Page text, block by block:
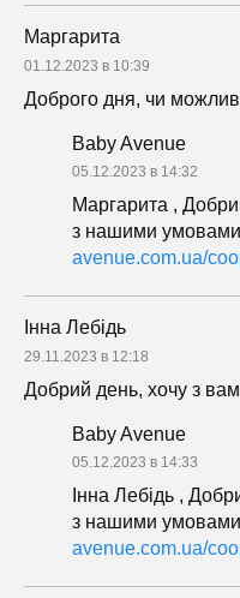
Маргарита
01.12.2023 в 10:39
Доброго дня, чи
Baby Avenue
05.12.2023 в 14:32
Маргарита ,
з нашими умовами
avenue.com.ua/
Інна Лебідь
29.11.2023 в 12:18
Добрий день, хочу з
Baby Avenue
05.12.2023 в 14:33
Інна Лебідь ,
з нашими умовами
avenue.com.ua/